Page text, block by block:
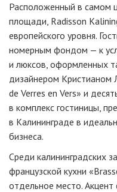
Расположенный в самом
площади, Radisson
европейского уровня.
номерным фондом — к
и люксов, оформленных
дизайнером Кристианом
de Verres en Vers» и
в комплекс гостиницы,
в Калининграде в
бизнеса.
Среди калининградских
французской кухни
отдельное место.